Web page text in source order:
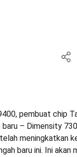
pembuat chip
baru – Dimensity
meningkatkan
baru ini. Ini akan